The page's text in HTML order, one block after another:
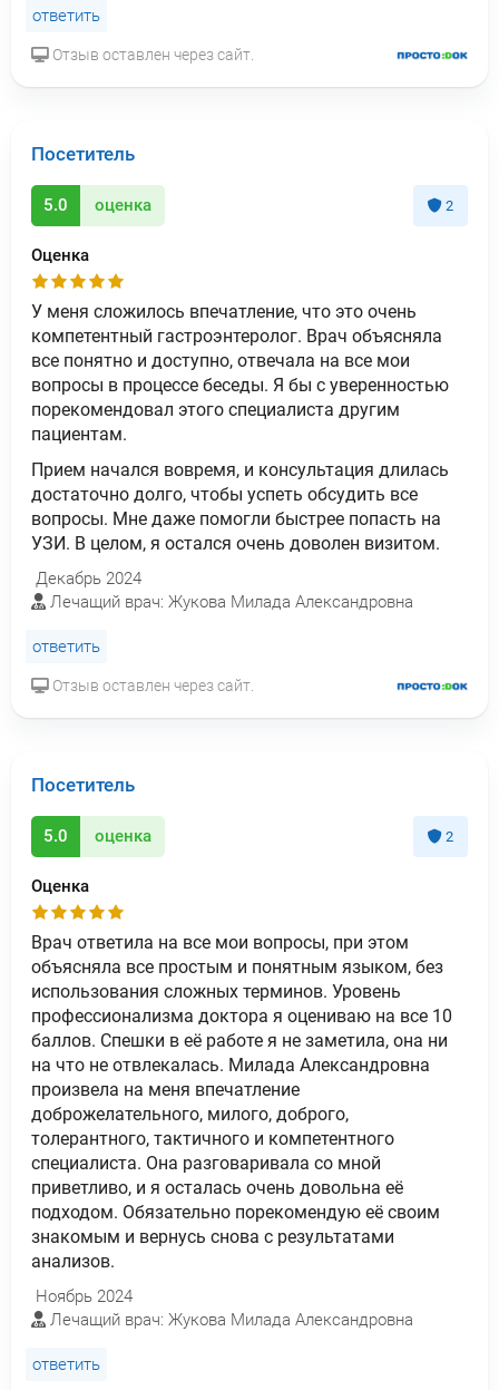
ответить
Отзыв оставлен через сайт.
Посетитель
5.0 оценка 2
Оценка
У меня сложилось впечатление, что это очень
компетентный гастроэнтеролог. Врач объясняла
все понятно и доступно, отвечала на все мои
вопросы в процессе беседы. Я бы с уверенностью
порекомендовал этого специалиста другим
пациентам.
Прием начался вовремя, и консультация длилась
достаточно долго, чтобы успеть обсудить все
вопросы. Мне даже помогли быстрее попасть на
УЗИ. В целом, я остался очень доволен визитом.
Декабрь 2024
Лечащий врач: Жукова Милада Александровна
ответить
Отзыв оставлен через сайт.
Посетитель
5.0 оценка 2
Оценка
Врач ответила на все мои вопросы, при этом
объясняла все простым и понятным языком, без
использования сложных терминов. Уровень
профессионализма доктора я оцениваю на все 10
баллов. Спешки в её работе я не заметила, она ни
на что не отвлекалась. Милада Александровна
произвела на меня впечатление
доброжелательного, милого, доброго,
толерантного, тактичного и компетентного
специалиста. Она разговаривала со мной
приветливо, и я осталась очень довольна её
подходом. Обязательно порекомендую её своим
знакомым и вернусь снова с результатами
анализов.
Ноябрь 2024
Лечащий врач: Жукова Милада Александровна
ответить